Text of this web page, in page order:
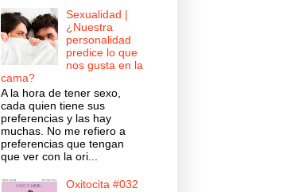
Sexualidad |
¿Nuestra
personalidad
predice lo que
nos gusta en la
cama?
A la hora de tener sexo,
cada quien tiene sus
preferencias y las hay
muchas. No me refiero a
preferencias que tengan
que ver con la ori...
Oxitocita #032